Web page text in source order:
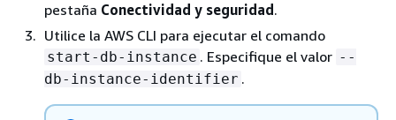
pestaña Conectividad y seguridad .
Utilice la AWS CLI para ejecutar el comando
start-db-instance . Especifique el valor --
db-instance-identifier .